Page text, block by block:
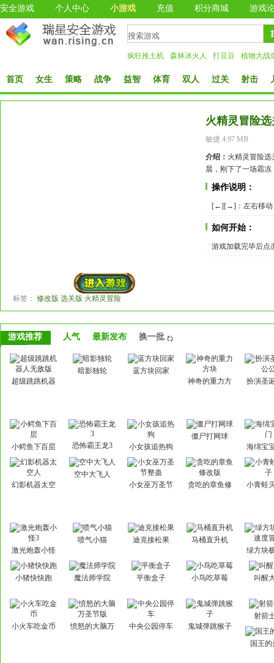
安全游戏 个人中心 小游戏 充值 积分商城 游戏
疯狂推土机 森林冰火人 打豆豆 植物大战
首页 女生 策略 战争 益智 体育 双人 过关 射击
火精灵冒险
敏捷 4.97 MB
介绍： 火精灵冒险
晨，刚下了一场霜
操作说明：
[←][→]：左右移动
如何开始：
游戏加载完毕后点
标签： 修改版 选关版 火精灵冒险
游戏推荐 人气 最新发布 换一批
超级跳跳机器
暗影独轮
蓝方块回家
神奇的重力方
扮演圣
小鳄鱼下百层 恐怖霸王龙3 小女孩追热狗
僵尸打网球
海绵宝
幻影机器太空
空中大飞人
小女巫万圣节
贪吃的章鱼修
小青蛙
激光炮轰小怪
喷气小猫 迪克接松果
马桶直升机
绿方块
小猪快快跑 魔法师学院 平衡盒子 小鸟吃草莓 叫醒
小火车吃金币
愤怒的大脑万
中央公园停车 鬼城弹跳猴子
射箭
国王的